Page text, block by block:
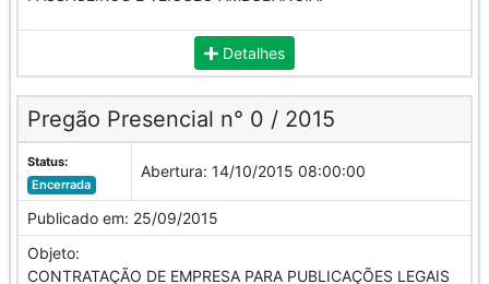
Detalhes
Pregão Presencial n° 0 / 2015
Status:
Encerrada
Abertura: 14/10/2015 08:00:00
Publicado em: 25/09/2015
Objeto:
CONTRATAÇÃO DE EMPRESA PARA PUBLICAÇÕES LEGAIS